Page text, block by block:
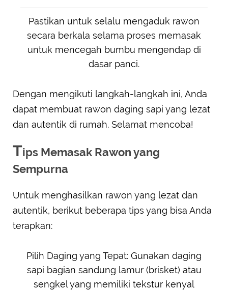
Pastikan untuk selalu mengaduk rawon
secara berkala selama proses memasak
untuk mencegah bumbu mengendap di
dasar panci.
Dengan mengikuti langkah-langkah ini, Anda
dapat membuat rawon daging sapi yang lezat
dan autentik di rumah. Selamat mencoba!
Tips Memasak Rawon yang
Sempurna
Untuk menghasilkan rawon yang lezat dan
autentik, berikut beberapa tips yang bisa Anda
terapkan:
Pilih Daging yang Tepat: Gunakan daging
sapi bagian sandung lamur (brisket) atau
sengkel yang memiliki tekstur kenyal